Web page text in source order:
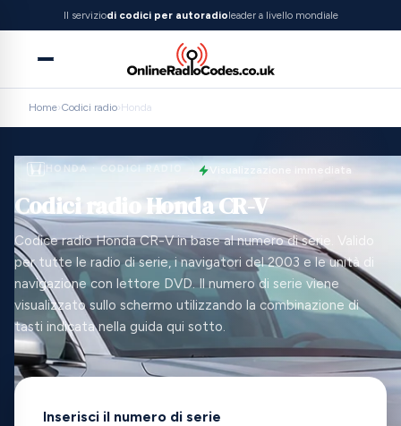
Il serviziodi codici per autoradioleader a livello mondiale
Home›Codici radio›Honda
HONDA · CODICI RADIO Visualizzazione immediata
Codici radio Honda CR-V
Codice radio Honda CR-V in base al numero di serie. Valido
per tutte le radio di serie, i navigatori del 2003 e le unità di
navigazione con lettore DVD. Il numero di serie viene
visualizzato sullo schermo utilizzando la combinazione di
tasti indicata nella guida qui sotto.
Inserisci il numero di serie